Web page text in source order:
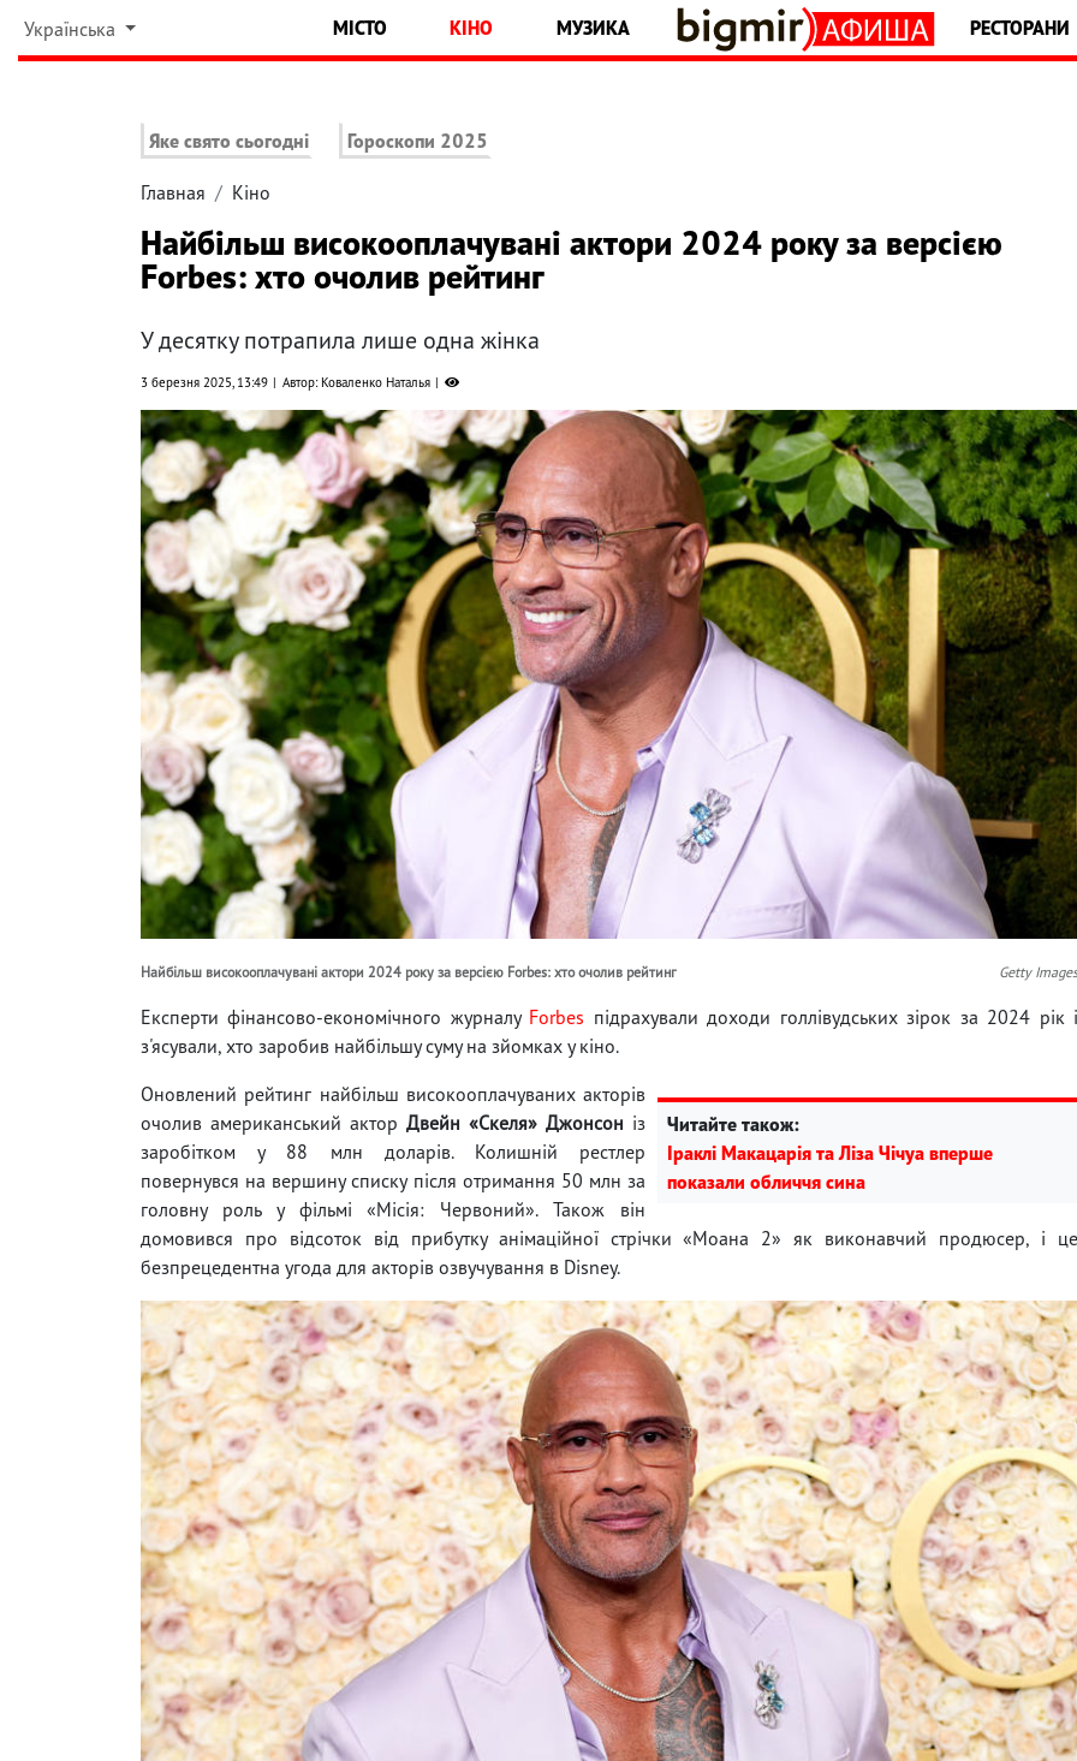
Українська МІСТО КІНО МУЗИКА РЕСТОРАНИ
Яке свято сьогодні Гороскопи 2025
Главная Кіно
Найбільш високооплачувані актори 2024 року за версією
Forbes: хто очолив рейтинг
У десятку потрапила лише одна жінка
3 березня 2025, 13:49 Автор: Коваленко Наталья
Найбільш високооплачувані актори 2024 року за версією Forbes: хто очолив рейтинг Getty Images
Експерти фінансово-економічного журналу Forbes підрахували доходи голлівудських зірок за 2024 рік і
з'ясували, хто заробив найбільшу суму на зйомках у кіно.
Читайте також:
Іраклі Макацарія та Ліза Чічуа вперше
показали обличчя сина
Оновлений рейтинг найбільш високооплачуваних акторів
очолив американський актор Двейн «Скеля» Джонсон із
заробітком у 88 млн доларів. Колишній рестлер
повернувся на вершину списку після отримання 50 млн за
головну роль у фільмі «Місія: Червоний». Також він
домовився про відсоток від прибутку анімаційної стрічки «Моана 2» як виконавчий продюсер, і це
безпрецедентна угода для акторів озвучування в Disney.